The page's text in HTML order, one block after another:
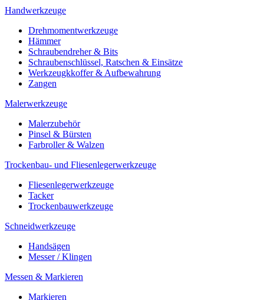
Handwerkzeuge
Drehmomentwerkzeuge
Hämmer
Schraubendreher & Bits
Schraubenschlüssel, Ratschen & Einsätze
Werkzeugkkoffer & Aufbewahrung
Zangen
Malerwerkzeuge
Malerzubehör
Pinsel & Bürsten
Farbroller & Walzen
Trockenbau- und Fliesenlegerwerkzeuge
Fliesenlegerwerkzeuge
Tacker
Trockenbauwerkzeuge
Schneidwerkzeuge
Handsägen
Messer / Klingen
Messen & Markieren
Markieren